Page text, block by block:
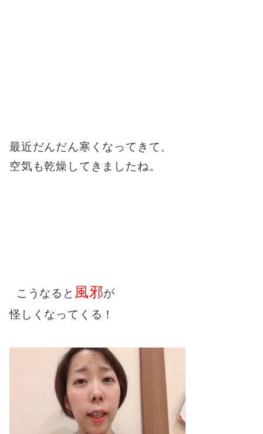
最近だんだん寒くなってきて、
空気も乾燥してきましたね。
こうなると 風邪が
怪しくなってくる！